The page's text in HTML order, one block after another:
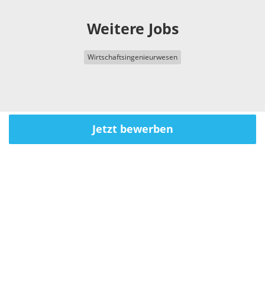
Weitere Jobs
Wirtschaftsingenieurwesen
Jetzt bewerben